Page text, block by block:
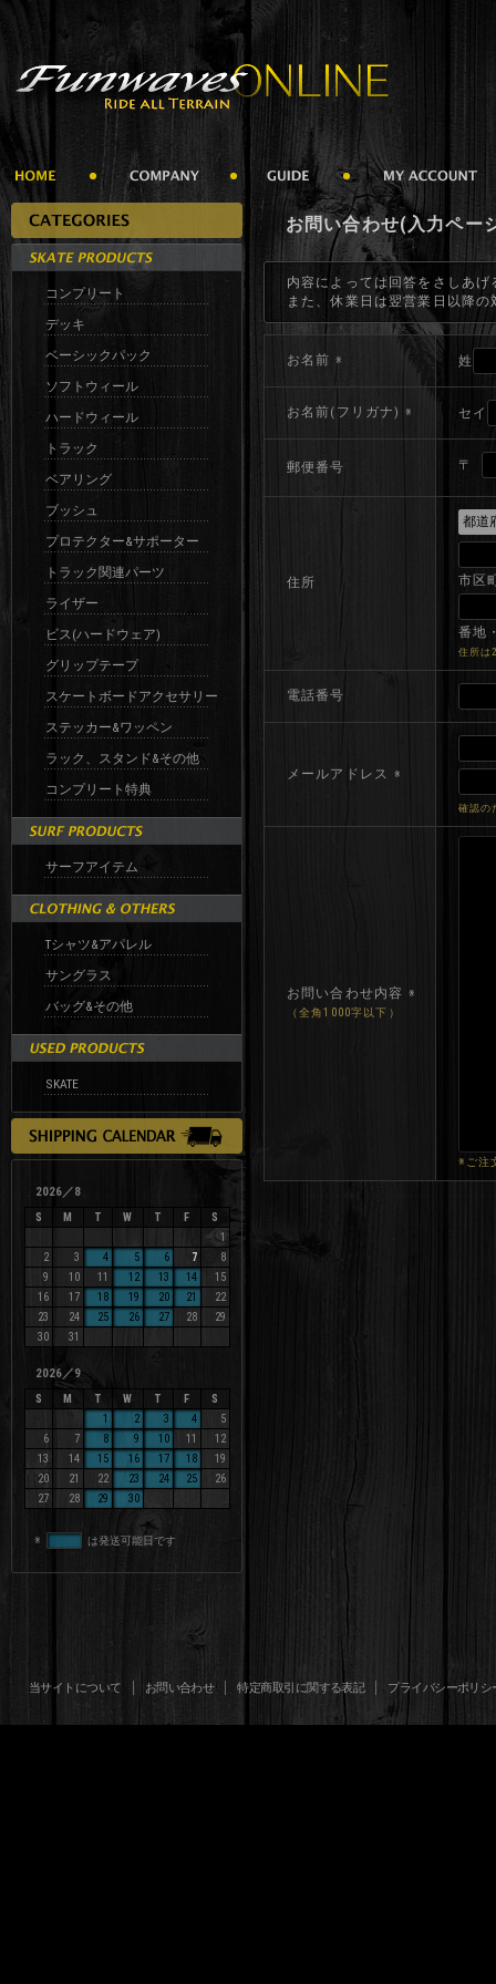
コンプリート
デッキ
ベーシックパック
ソフトウィール
ハードウィール
トラック
ベアリング
ブッシュ
プロテクター&サポーター
トラック関連パーツ
ライザー
ビス(ハードウェア)
グリップテープ
スケートボードアクセサリー
ステッカー&ワッペン
ラック、スタンド&その他
コンプリート特典
サーフアイテム
Tシャツ&アパレル
サングラス
バッグ&その他
SKATE
2026／8
S
M T W T F
S
1
2
3 4 5 6 7
8
9
10 11 12 13 14
15
16
17 18 19 20 21
22
23
24 25 26 27 28
29
30
31
2026／9
S
M T W T F
S
1
2 3 4
5
6
7 8 9 10 11
12
13
14 15 16 17 18
19
20
21 22 23 24 25
26
27
28 29 30
※ は発送可能日です
お問い合わせ(入力ペー
内容によっては回答をさしあ
また、休業日は翌営業日以降
お名前 ※ 姓
お名前(フリガナ) ※ セイ
郵便番号 〒
住所 市区
番地
住所は
電話番号
メールアドレス ※
確認の
お問い合わせ内容 ※
（全角1000字以下）
※ご注
当サイトについて お問い合わせ 特定商取引に関する表記 プライバシーポリシ